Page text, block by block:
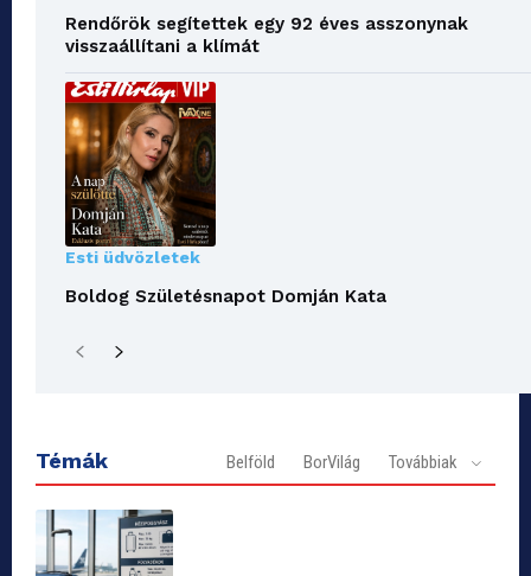
Rendőrök segítettek egy 92 éves asszonynak
visszaállítani a klímát
Esti üdvözletek
Boldog Születésnapot Domján Kata
Témák Belföld BorVilág Továbbiak